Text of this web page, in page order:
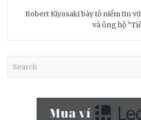
Robert Kiyosaki bày tỏ niềm tin
và ủng hộ